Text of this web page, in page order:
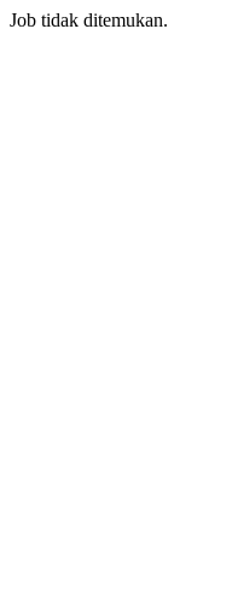
Job tidak ditemukan.